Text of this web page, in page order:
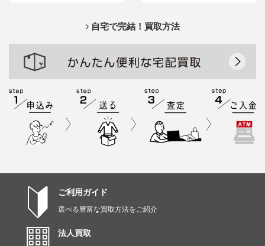
自宅で完結！買取方法
ご利用ガイド
選べる豊富な買取方法をご紹介
法人買取